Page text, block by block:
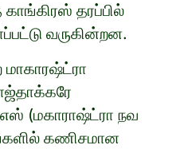
தரப்பில்
வருகின்றன.
(மகாராஷ்ட்ரா நவ
கணிசமான